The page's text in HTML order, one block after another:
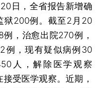
日，全省报告新增确
狱200例。截至2月20
，治愈出院270例，
例，现有疑似病例30
人，解除医学观察
受医学观察。近期，